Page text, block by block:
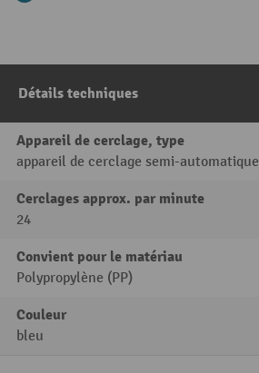
Détails techniques
Appareil de cerclage, type
appareil de cerclage semi-automatique
Cerclages approx. par minute
24
Convient pour le matériau
Polypropylène (PP)
Couleur
bleu